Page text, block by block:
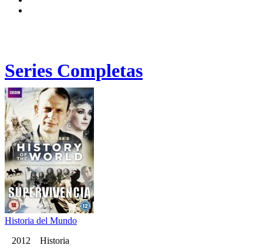
Series Completas
Historia del Mundo
2012 Historia